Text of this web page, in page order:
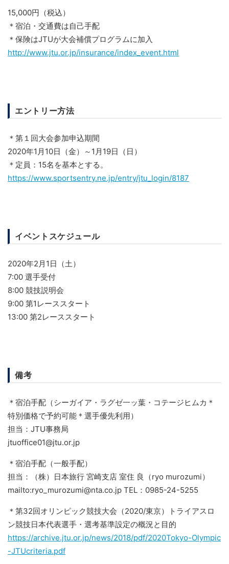
15,000円（税込）
＊宿泊・交通費は自己手配
＊保険はJTUが大会補償プログラムに加入
http://www.jtu.or.jp/insurance/index_event.html
エントリー方法
＊第１回大会参加申込期間
2020年1月10日（金）～1月19日（日）
＊定員：15名を基本とする。
https://www.sportsentry.ne.jp/entry/jtu_login/8187
イベントスケジュール
2020年2月1日（土）
7:00 選手受付
8:00 競技説明会
9:00 第1レーススタート
13:00 第2レーススタート
備考
＊宿泊手配（シーガイア・ラグゼ一ッ葉・コテージヒムカ＊
特別価格で予約可能＊選手優先利用）
担当：JTU事務局
jtuoffice01@jtu.or.jp
＊宿泊手配（一般手配）
担当：（株）日本旅行 宮崎支店 室住 良（ryo murozumi）
mailto:ryo_murozumi@nta.co.jp TEL：0985-24-5255
＊第32回オリンピック競技大会（2020/東京）トライアスロ
ン競技日本代表選手・選考基準設定の概況と目的
https://archive.jtu.or.jp/news/2018/pdf/2020Tokyo-Olympic
-JTUcriteria.pdf